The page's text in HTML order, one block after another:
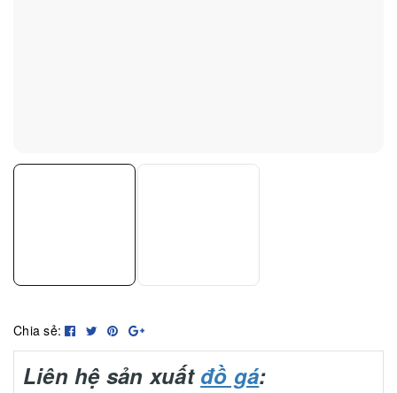
Chia sẻ:
Liên hệ sản xuất đồ gá: